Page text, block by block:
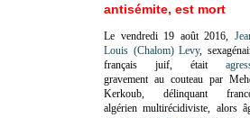
antisémite, est mort
Le vendredi 19 août 2016,
Louis (Chalom) Levy,
français juif, était
gravement au couteau par
Kerkoub, délinquant
algérien multirécidiviste, alors